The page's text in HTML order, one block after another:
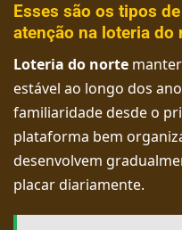
Esses são os tipos
atenção na loteria do
Loteria do norte
estável ao longo dos
familiaridade desde o
plataforma bem
desenvolvem
placar diariamente.